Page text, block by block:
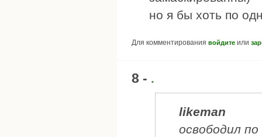
но я бы хоть по
Для комментирования войдите или
8 - .
likeman
освободил